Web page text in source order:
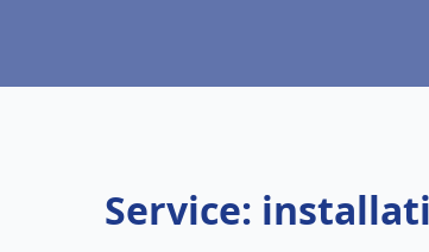
Service: